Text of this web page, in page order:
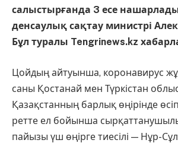
салыстырғанда 3 есе
денсаулық сақтау министрі
Бұл туралы Tengrinews.kz
Цойдың айтуынша, коронавирус
саны Қостанай мен Түркістан
Қазақстанның барлық өңірінде
ретте ел бойынша
пайызы үш өңірге тиесілі — Нұр-